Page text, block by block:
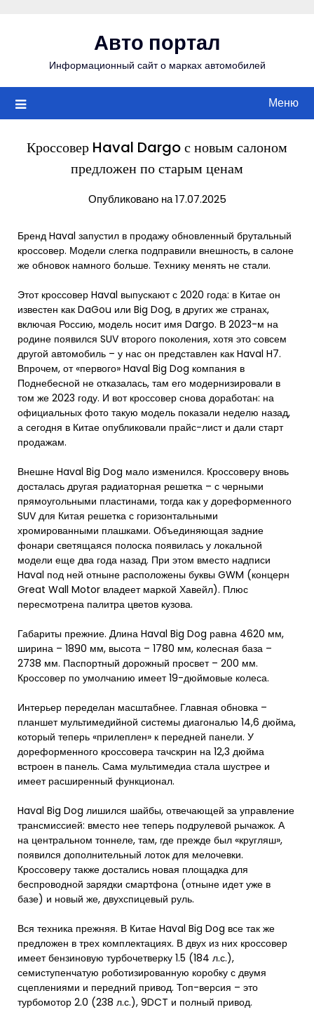
Авто портал
Информационный сайт о марках автомобилей
Меню
Кроссовер Haval Dargo с новым салоном
предложен по старым ценам
Опубликовано на 17.07.2025
Бренд Haval запустил в продажу обновленный брутальный
кроссовер. Модели слегка подправили внешность, в салоне
же обновок намного больше. Технику менять не стали.
Этот кроссовер Haval выпускают с 2020 года: в Китае он
известен как DaGou или Big Dog, в других же странах,
включая Россию, модель носит имя Dargo. В 2023-м на
родине появился SUV второго поколения, хотя это совсем
другой автомобиль – у нас он представлен как Haval H7.
Впрочем, от «первого» Haval Big Dog компания в
Поднебесной не отказалась, там его модернизировали в
том же 2023 году. И вот кроссовер снова доработан: на
официальных фото такую модель показали неделю назад,
а сегодня в Китае опубликовали прайс-лист и дали старт
продажам.
Внешне Haval Big Dog мало изменился. Кроссоверу вновь
досталась другая радиаторная решетка – с черными
прямоугольными пластинами, тогда как у дореформенного
SUV для Китая решетка с горизонтальными
хромированными плашками. Объединяющая задние
фонари светящаяся полоска появилась у локальной
модели еще два года назад. При этом вместо надписи
Haval под ней отныне расположены буквы GWM (концерн
Great Wall Motor владеет маркой Хавейл). Плюс
пересмотрена палитра цветов кузова.
Габариты прежние. Длина Haval Big Dog равна 4620 мм,
ширина – 1890 мм, высота – 1780 мм, колесная база –
2738 мм. Паспортный дорожный просвет – 200 мм.
Кроссовер по умолчанию имеет 19-дюймовые колеса.
Интерьер переделан масштабнее. Главная обновка –
планшет мультимедийной системы диагональю 14,6 дюйма,
который теперь «прилеплен» к передней панели. У
дореформенного кроссовера тачскрин на 12,3 дюйма
встроен в панель. Сама мультимедиа стала шустрее и
имеет расширенный функционал.
Haval Big Dog лишился шайбы, отвечающей за управление
трансмиссией: вместо нее теперь подрулевой рычажок. А
на центральном тоннеле, там, где прежде был «кругляш»,
появился дополнительный лоток для мелочевки.
Кроссоверу также достались новая площадка для
беспроводной зарядки смартфона (отныне идет уже в
базе) и новый же, двухспицевый руль.
Вся техника прежняя. В Китае Haval Big Dog все так же
предложен в трех комплектациях. В двух из них кроссовер
имеет бензиновую турбочетверку 1.5 (184 л.с.),
семиступенчатую роботизированную коробку с двумя
сцеплениями и передний привод. Топ-версия – это
турбомотор 2.0 (238 л.с.), 9DCT и полный привод.